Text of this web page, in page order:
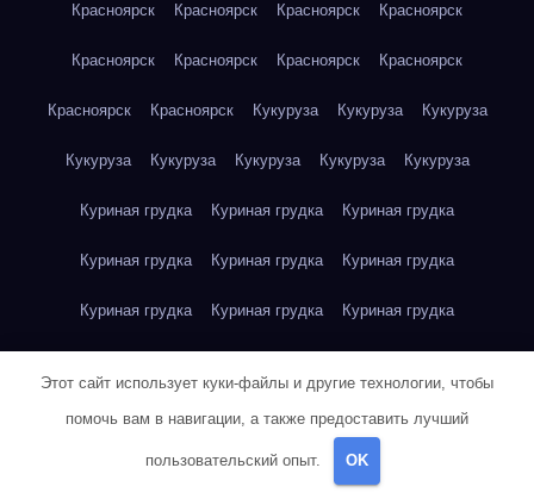
Красноярск Красноярск Красноярск Красноярск
Красноярск Красноярск Красноярск Красноярск
Красноярск Красноярск Кукуруза Кукуруза Кукуруза
Кукуруза Кукуруза Кукуруза Кукуруза Кукуруза
Куриная грудка Куриная грудка Куриная грудка
Куриная грудка Куриная грудка Куриная грудка
Куриная грудка Куриная грудка Куриная грудка
Куриное яйцо
Куриное яйцо Куриное яйцо
Этот сайт использует куки-файлы и другие технологии, чтобы
помочь вам в навигации, а также предоставить лучший
пользовательский опыт. OK